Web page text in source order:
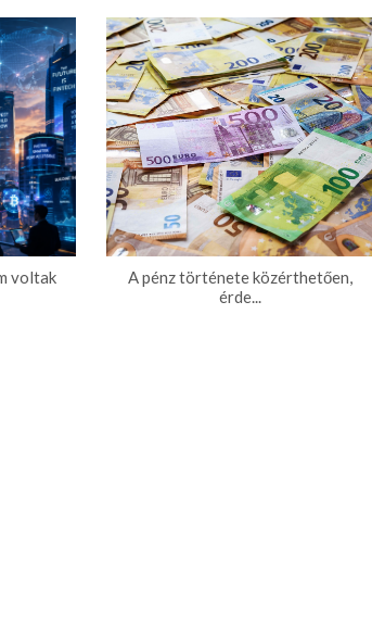
voltak
A pénz története közérthetően,
érde...